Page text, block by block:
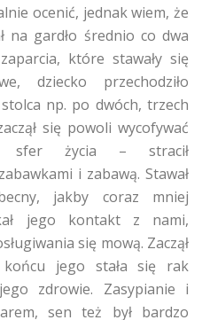
ocenić, jednak wiem, że
na gardło średnio co dwa
które stawały się
dziecko przechodziło
np. po dwóch, trzech
się powoli wycofywać
sfer życia – stracił
i zabawą. Stawał
jakby coraz mniej
jego kontakt z nami,
się mową. Zaczął
końcu jego stała się rak
zdrowie. Zasypianie i
sen też był bardzo